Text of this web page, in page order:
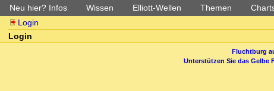
Neu hier? Infos Wissen Elliott-Wellen Themen
Login
Login
Fluchtburg
Unterstützen Sie das Gelbe